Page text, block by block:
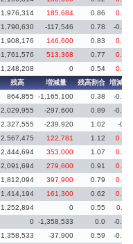
1,976,314 185,684 0.86
0.08
1,790,630 -117,546 0.78
-0.05
1,908,176 146,600 0.83
0.06
1,761,576 513,368 0.77
0.23
1,248,208 0 0.54
0.08
残高 増減量 残高割合 増減率
864,855 -1,165,100 0.38
-0.51
2,029,955 -297,600 0.89
-0.13
2,327,555 -239,920 1.02
-0.1
2,567,475 122,781 1.12
0.05
2,444,694 353,000 1.07
0.16
2,091,694 279,600 0.91
0.12
1,812,094 397,900 0.79
0.17
1,414,194 161,300 0.62
0.07
1,252,894 0 0.55
0.11
0 -1,358,533 0.0
-0.59
1,358,533 -37,900 0.59
-0.02